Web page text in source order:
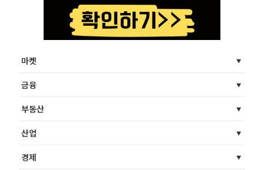
마켓
금융
부동산
산업
경제